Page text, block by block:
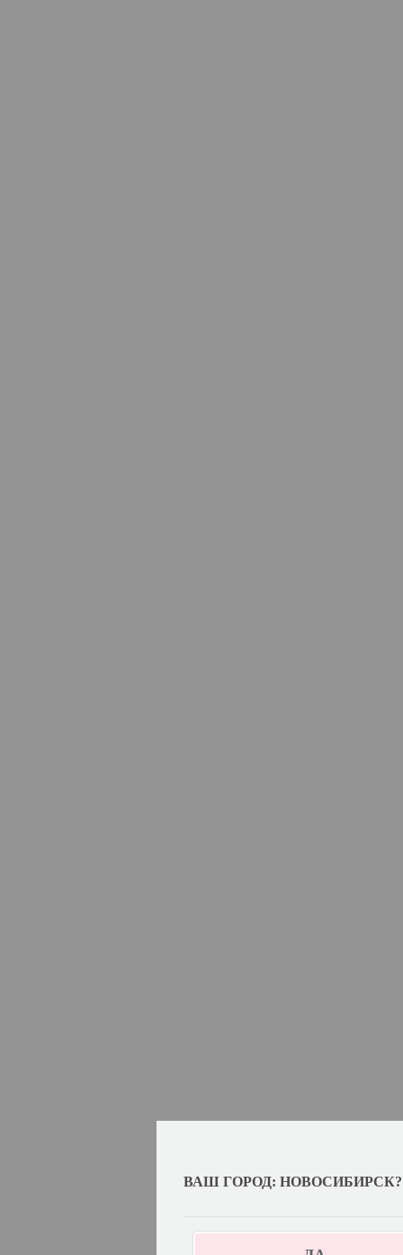
ВАШ ГОРОД: НОВОСИБИРСК?